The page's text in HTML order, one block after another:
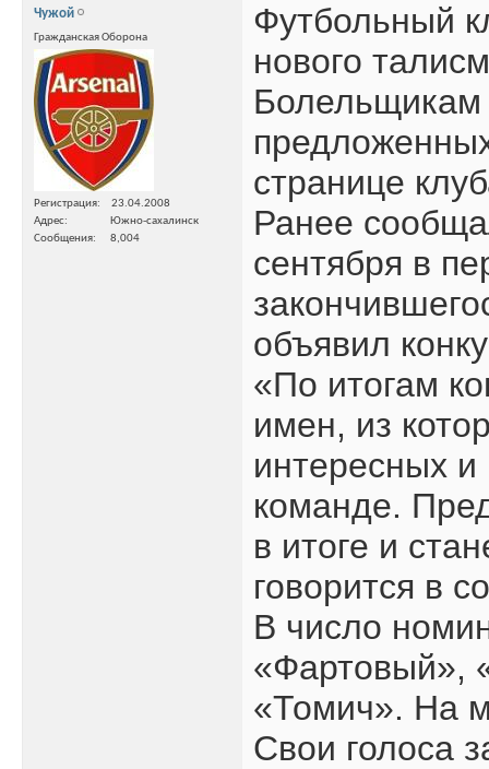
Чужой
Гражданская Оборона
Регистрация
23.04.2008
Адрес
Южно-сахалинск
Сообщения
8,004
Футбольный
нового
Болельщикам
странице
Ранее
сентября в
объявил
«По итогам
имен, из
интересных
команде.
в итоге и
говорится в
В число
«Фартовый»,
«Томич». На
Свои голоса